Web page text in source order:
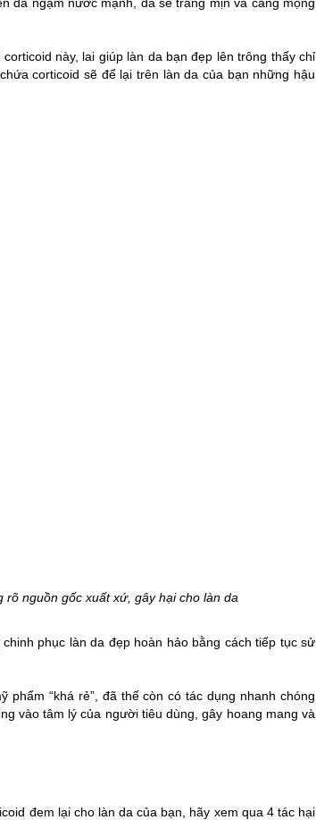
này, lai giúp làn da bạn đẹp lên trông thấy chỉ
corticoid sẽ để lại trên làn da của bạn những hậu
nguồn gốc xuất xứ, gây hại cho làn da
phục làn da đẹp hoàn hảo bằng cách tiếp tục sử
“khá rẻ”, đã thế còn có tác dụng nhanh chóng
vào tâm lý của người tiêu dùng, gây hoang mang và
đem lại cho làn da của bạn, hãy xem qua 4 tác hại